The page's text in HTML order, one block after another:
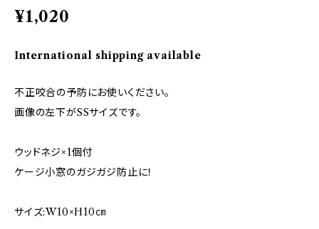
¥1,020
International shipping available
不正咬合の予防にお使いください。
画像の左下がSSサイズです。
ウッドネジ×1個付
ケージ小窓のガジガジ防止に！
サイズ:W10×H10㎝